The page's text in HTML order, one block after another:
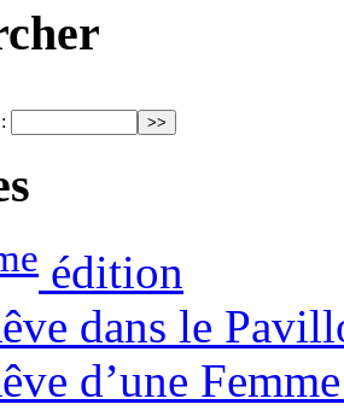
édition
dans le
d’une